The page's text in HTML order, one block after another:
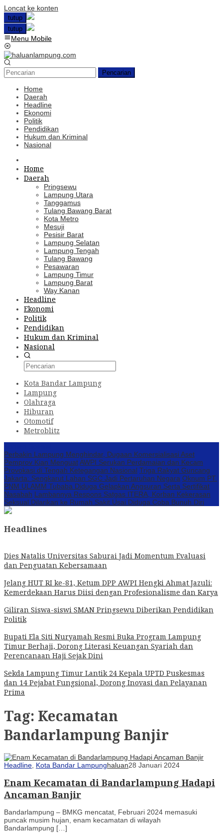
Loncat ke konten
tutup
tutup
Menu Mobile
Pencarian
Home
Daerah
Headline
Ekonomi
Politik
Pendidikan
Hukum dan Kriminal
Nasional
Home
Daerah
Pringsewu
Lampung Utara
Tanggamus
Tulang Bawang Barat
Kota Metro
Mesuji
Pesisir Barat
Lampung Selatan
Lampung Tengah
Tulang Bawang
Pesawaran
Lampung Timur
Lampung Barat
Way Kanan
Headline
Ekonomi
Politik
Pendidikan
Hukum dan Kriminal
Nasional
Kota Bandar Lampung
Lampung
Olahraga
Hiburan
Otomotif
Metroblitz
Perbakin Lampung Menghindar, Dugaan Komersialisasi Aset
Pemprov Kian MenguatAWPI Serukan Perdamaian dan Kecam
Provokasi di Tengah Ketegangan Nasional Triga Rakyat Guncang
Jakarta: Sengkarut Lahan SGC Jadi Pertaruhan Negara Oknum PT.
PNM ULAMM Tubaba Diduga Gelapkan Angsuran Serta Sertifikat
Nasabah Lambannya Respons Satgas ITERA, Korban Kekerasan
Seksual Dilarikan ke Rumah Sakit Usai Diduga Coba Bunuh Diri
Headlines
Dies Natalis Universitas Saburai Jadi Momentum Evaluasi
dan Penguatan Kebersamaan
Jelang HUT RI ke-81, Ketum DPP AWPI Hengki Ahmat Jazuli:
Kemerdekaan Harus Diisi dengan Profesionalisme dan Karya
Giliran Siswa-siswi SMAN Pringsewu Diberikan Pendidikan
Politik
Bupati Ela Siti Nuryamah Resmi Buka Program Lampung
Timur Berhaji, Dorong Literasi Keuangan Syariah dan
Perencanaan Haji Sejak Dini
Sekda Lampung Timur Lantik 24 Kepala UPTD Puskesmas
dan 14 Pejabat Fungsional, Dorong Inovasi dan Pelayanan
Prima
Tag: Kecamatan
Bandarlampung Banjir
Headline, Kota Bandar Lampunghaluan28 Januari 2024
Enam Kecamatan di Bandarlampung Hadapi
Ancaman Banjir
Bandarlampung – BMKG mencatat, Februari 2024 memasuki
puncak musim hujan, enam kecamatan di wilayah
Bandarlampung […]